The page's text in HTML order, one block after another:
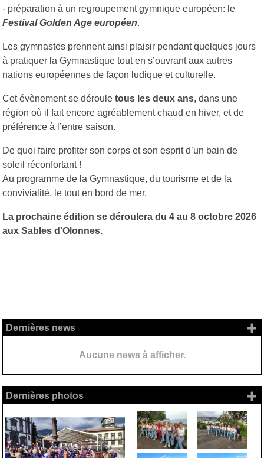
- préparation à un regroupement gymnique européen: le
Festival Golden Age européen.
Les gymnastes prennent ainsi plaisir pendant quelques jours
à pratiquer la Gymnastique tout en s’ouvrant aux autres
nations européennes de façon ludique et culturelle.
Cet évènement se déroule tous les deux ans, dans une
région où il fait encore agréablement chaud en hiver, et de
préférence à l’entre saison.
De quoi faire profiter son corps et son esprit d’un bain de
soleil réconfortant !
Au programme de la Gymnastique, du tourisme et de la
convivialité, le tout en bord de mer.
La prochaine édition se déroulera du 4 au 8 octobre 2026
aux Sables d'Olonnes.
Dernières news
Aucune news à afficher.
+
Dernières photos +